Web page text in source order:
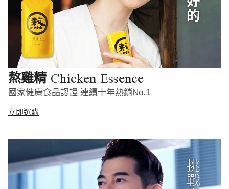
熬雞精 Chicken Essence
國家健康食品認證 連續十年熱銷No.1
立即選購